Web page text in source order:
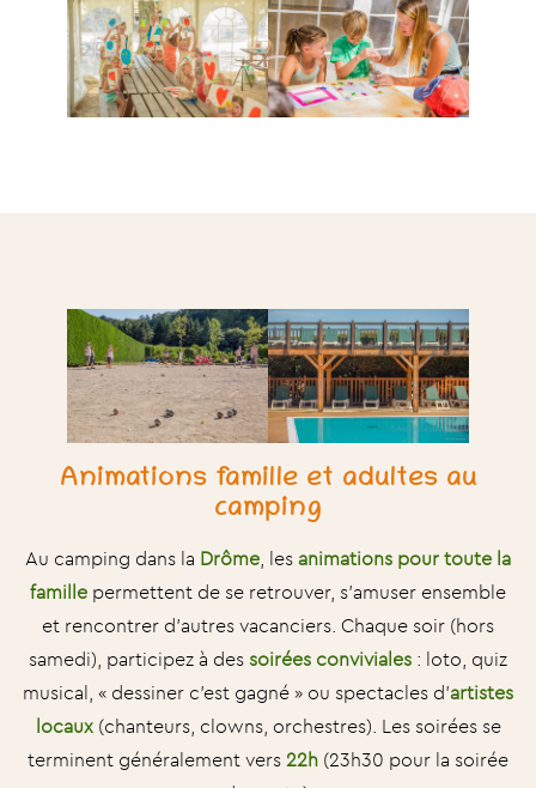
Animations famille et adultes au
camping
Au camping dans la Drôme , les animations pour toute la
famille permettent de se retrouver, s’amuser ensemble
et rencontrer d’autres vacanciers. Chaque soir (hors
samedi), participez à des soirées conviviales : loto, quiz
musical, « dessiner c’est gagné » ou spectacles d’artistes
locaux(chanteurs, clowns, orchestres). Les soirées se
terminent généralement vers 22h (23h30 pour la soirée